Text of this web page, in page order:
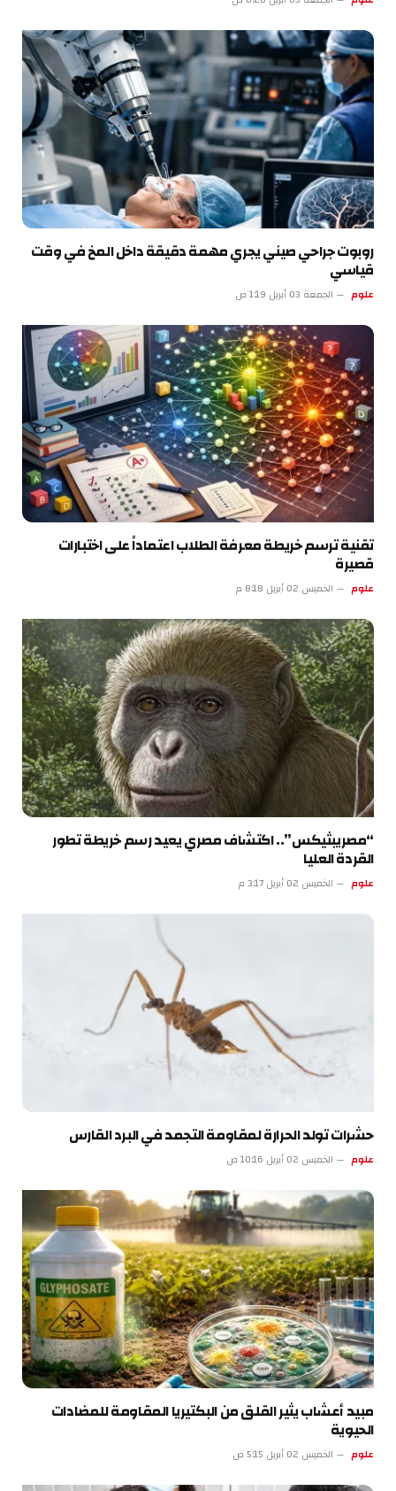
روبوت جراحي صيني يجري مهمة دقيقة داخل المخ في وقت
قياسي
علوم الجمعة 03 أبريل 1:19 ص
تقنية ترسم خريطة معرفة الطلاب اعتماداً على اختبارات
قصيرة
علوم الخميس 02 أبريل 8:18 م
“مصريبثيكس”.. اكتشاف مصري يعيد رسم خريطة تطور
القردة العليا
علوم الخميس 02 أبريل 3:17 م
حشرات تولد الحرارة لمقاومة التجمد في البرد القارس
علوم الخميس 02 أبريل 10:16 ص
مبيد أعشاب يثير القلق من البكتيريا المقاومة للمضادات
الحيوية
علوم الخميس 02 أبريل 5:15 ص